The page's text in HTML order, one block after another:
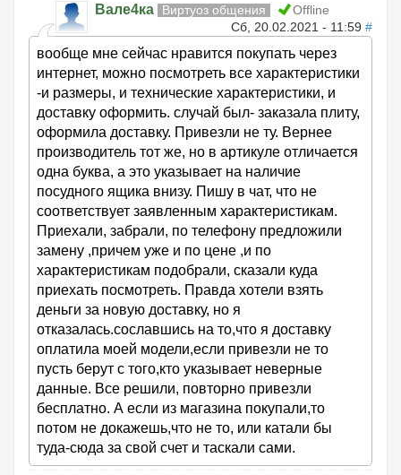
Вале4ка Виртуоз общения
Offline
Сб, 20.02.2021 - 11:59 #
вообще мне сейчас нравится покупать через
интернет, можно посмотреть все характеристики
-и размеры, и технические характеристики, и
доставку оформить. случай был- заказала плиту,
оформила доставку. Привезли не ту. Вернее
производитель тот же, но в артикуле отличается
одна буква, а это указывает на наличие
посудного ящика внизу. Пишу в чат, что не
соответствует заявленным характеристикам.
Приехали, забрали, по телефону предложили
замену ,причем уже и по цене ,и по
характеристикам подобрали, сказали куда
приехать посмотреть. Правда хотели взять
деньги за новую доставку, но я
отказалась.сославшись на то,что я доставку
оплатила моей модели,если привезли не то
пусть берут с того,кто указывает неверные
данные. Все решили, повторно привезли
бесплатно. А если из магазина покупали,то
потом не докажешь,что не то, или катали бы
туда-сюда за свой счет и таскали сами.